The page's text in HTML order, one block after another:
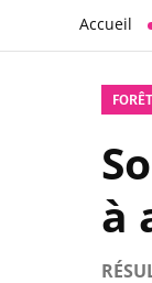
Accueil
FORÊT
à